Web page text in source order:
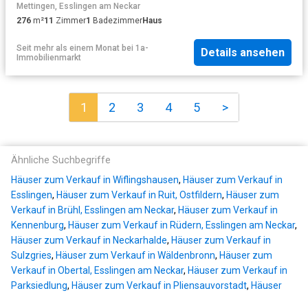
Mettingen, Esslingen am Neckar
276 m²11 Zimmer1 BadezimmerHaus
Seit mehr als einem Monat bei 1a-
Immobilienmarkt
Details ansehen
1 2 3 4 5 >
Ähnliche Suchbegriffe
Häuser zum Verkauf in Wiflingshausen, Häuser zum Verkauf in
Esslingen, Häuser zum Verkauf in Ruit, Ostfildern, Häuser zum
Verkauf in Brühl, Esslingen am Neckar, Häuser zum Verkauf in
Kennenburg, Häuser zum Verkauf in Rüdern, Esslingen am Neckar,
Häuser zum Verkauf in Neckarhalde, Häuser zum Verkauf in
Sulzgries, Häuser zum Verkauf in Wäldenbronn, Häuser zum
Verkauf in Obertal, Esslingen am Neckar, Häuser zum Verkauf in
Parksiedlung, Häuser zum Verkauf in Pliensauvorstadt, Häuser